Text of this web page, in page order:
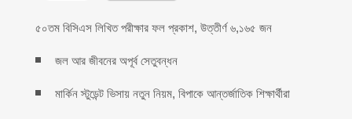
৫০তম বিসিএস লিখিত পরীক্ষার ফল প্রকাশ, উত্তীর্ণ ৬,১৬৫ জন
জল আর জীবনের অপূর্ব সেতুবন্ধন
মার্কিন স্টুডেন্ট ভিসায় নতুন নিয়ম, বিপাকে আন্তর্জাতিক শিক্ষার্থীরা